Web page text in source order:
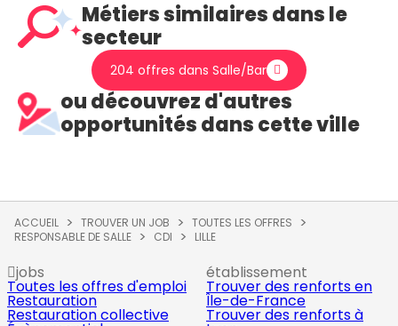
Métiers similaires dans le
secteur
204 offres dans Salle/Bar
ou découvrez d'autres
opportunités dans cette ville
ACCUEIL TROUVER UN JOB
TOUTES LES OFFRES
RESPONSABLE DE SALLE
CDI LILLE
jobs
Toutes les offres d'emploi
Restauration
Restauration collective
établissement
Trouver des renforts en
Île-de-France
Trouver des renforts à